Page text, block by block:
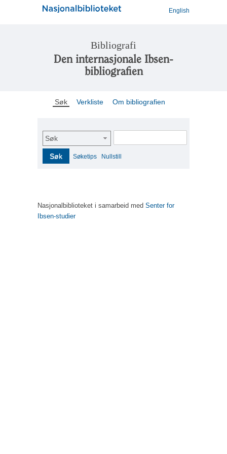
English
Bibliografi
Den internasjonale Ibsen-
bibliografien
Søk Verkliste Om bibliografien
Søk
Søk Søketips Nullstill
Nasjonalbiblioteket i samarbeid med Senter for
Ibsen-studier